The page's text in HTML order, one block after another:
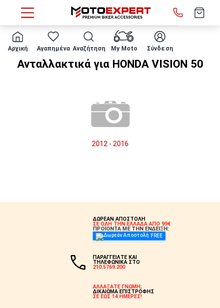
Αρχική Αγαπημένα Αναζήτηση My Moto Σύνδεση
HOME Μάρκα/μοντέλο HONDA VISION 50
Ανταλλακτικά για HONDA VISION 50
2012 - 2016
ΔΩΡΕΑΝ ΑΠΟΣΤΟΛΗ
ΣΕ ΟΛΗ ΤΗΝ ΕΛΛΑΔΑ ΑΠΟ 99€
ΠΡΟΪΟΝΤΑ ΜΕ ΤΗΝ ΕΝΔΕΙΞΗ:
FREE
ΠΑΡΑΓΓΕΙΛΤΕ ΚΑΙ
ΤΗΛΕΦΩΝΙΚΑ ΣΤΟ
210.5769.200
ΑΛΛΑΞΑΤΕ ΓΝΩΜΗ;
ΔΙΚΑΙΩΜΑ ΕΠΙΣΤΡΟΦΗΣ
ΣΕ ΕΩΣ 14 ΗΜΕΡΕΣ!